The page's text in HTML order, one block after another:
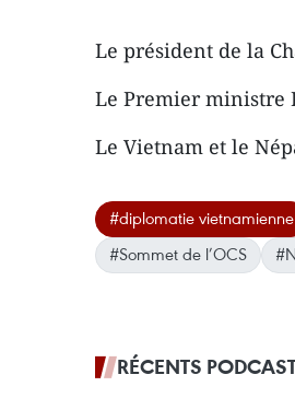
Le président de la
Le Premier ministre
Le Vietnam et le
#diplomatie vietnamienne
#Sommet de l’OCS
RÉCENTS